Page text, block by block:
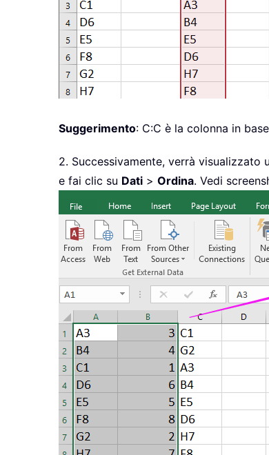
Suggerimento: C:C è la colonna in
2. Successivamente, verrà visualizzato
e fai clic su Dati > Ordina. Vedi